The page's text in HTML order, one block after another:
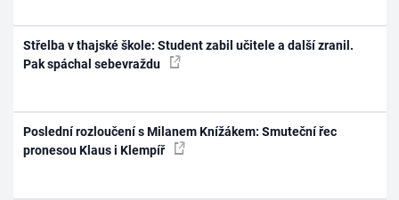
Střelba v thajské škole: Student zabil učitele a další zranil.
Pak spáchal sebevraždu
Poslední rozloučení s Milanem Knížákem: Smuteční řec
pronesou Klaus i Klempíř